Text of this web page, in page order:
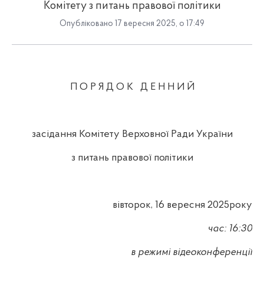
Комітету з питань правової політики
Опубліковано 17 вересня 2025, о 17:49
П О Р Я Д О К Д Е Н Н И Й
засідання Комітету Верховної Ради України
з питань правової політики
вівторок, 16 вересня 2025року
час: 16:30
в режимі відеоконференції